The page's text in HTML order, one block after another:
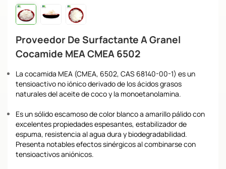
Proveedor De Surfactante A Granel
Cocamide MEA CMEA 6502
La cocamida MEA (CMEA, 6502, CAS 68140-00-1) es un
tensioactivo no iónico derivado de los ácidos grasos
naturales del aceite de coco y la monoetanolamina.
Es un sólido escamoso de color blanco a amarillo pálido con
excelentes propiedades espesantes, estabilizador de
espuma, resistencia al agua dura y biodegradabilidad.
Presenta notables efectos sinérgicos al combinarse con
tensioactivos aniónicos.